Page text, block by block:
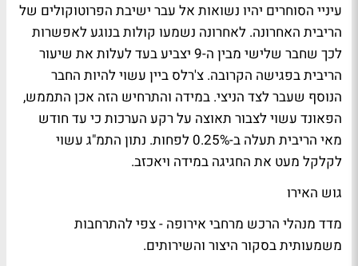
עיניי הסוחרים יהיו נשואות אל עבר ישיבת הפרוטוקולים של
הריבית האחרונה. לאחרונה נשמעו קולות בנוגע לאפשרות
לכך שחבר שלישי מבין ה-9 יצביע בעד לעלות את שיעור
הריבית בפגישה הקרובה. צ'רלס ביין עשוי להיות החבר
הנוסף שעבר לצד הניצי. במידה והתרחיש הזה אכן התממש,
הפאונד עשוי לצבור תאוצה על רקע הערכות כי עד חודש
מאי הריבית תעלה ב-0.25% לפחות. נתון התמ"ג עשוי
לקלקל מעט את החגיגה במידה ויאכזב.
גוש האירו
מדד מנהלי הרכש מרחבי אירופה - צפי להתרחבות
משמעותית בסקור היצור והשירותים.